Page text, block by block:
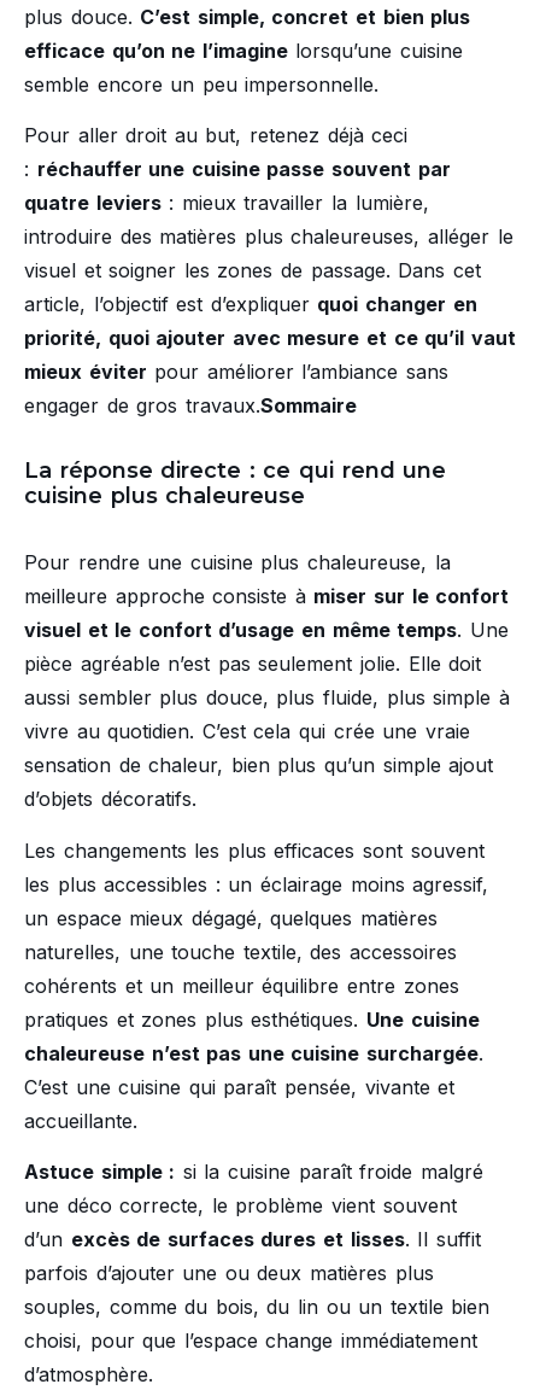
plus douce. C’est simple, concret et bien plus
efficace qu’on ne l’imaginelorsqu’une cuisine
semble encore un peu impersonnelle.
Pour aller droit au but, retenez déjà ceci
: réchauffer une cuisine passe souvent par
quatre leviers: mieux travailler la lumière,
introduire des matières plus chaleureuses, alléger le
visuel et soigner les zones de passage. Dans cet
article, l’objectif est d’expliquer quoi changer en
priorité, quoi ajouter avec mesure et ce qu’il vaut
mieux éviter pour améliorer l’ambiance sans
engager de gros travaux.Sommaire
La réponse directe : ce qui rend une
cuisine plus chaleureuse
Pour rendre une cuisine plus chaleureuse, la
meilleure approche consiste à miser sur le confort
visuel et le confort d’usage en même temps. Une
pièce agréable n’est pas seulement jolie. Elle doit
aussi sembler plus douce, plus fluide, plus simple à
vivre au quotidien. C’est cela qui crée une vraie
sensation de chaleur, bien plus qu’un simple ajout
d’objets décoratifs.
Les changements les plus efficaces sont souvent
les plus accessibles : un éclairage moins agressif,
un espace mieux dégagé, quelques matières
naturelles, une touche textile, des accessoires
cohérents et un meilleur équilibre entre zones
pratiques et zones plus esthétiques. Une cuisine
chaleureuse n’est pas une cuisine surchargée.
C’est une cuisine qui paraît pensée, vivante et
accueillante.
Astuce simple : si la cuisine paraît froide malgré
une déco correcte, le problème vient souvent
d’un excès de surfaces dures et lisses. Il suffit
parfois d’ajouter une ou deux matières plus
souples, comme du bois, du lin ou un textile bien
choisi, pour que l’espace change immédiatement
d’atmosphère.